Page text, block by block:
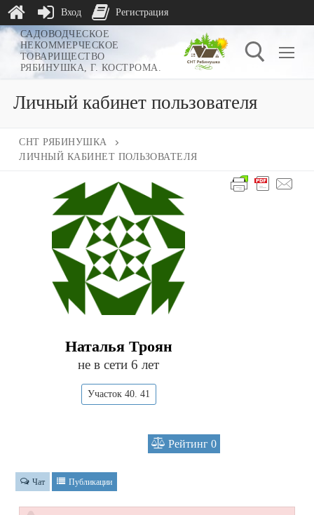
Перейти
содержимому
САДОВОДЧЕСКОЕ
НЕКОММЕРЧЕСКОЕ
ТОВАРИЩЕСТВО
РЯБИНУШКА, Г. КОСТРОМА.
Личный кабинет пользователя
СНТ РЯБИНУШКА
ЛИЧНЫЙ КАБИНЕТ ПОЛЬЗОВАТЕЛЯ
Наталья Троян
не в сети 6 лет
Участок 40. 41
Рейтинг 0
Чат Публикации
Вход Регистрация